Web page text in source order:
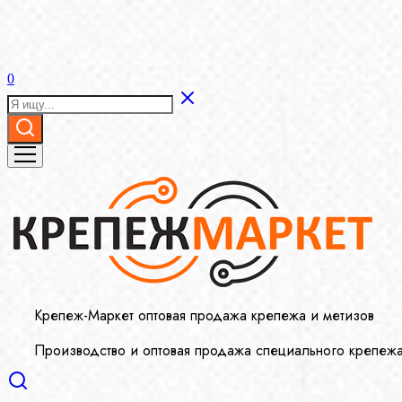
0
Крепеж-Маркет оптовая продажа крепежа и метизов
Производство и оптовая продажа специального